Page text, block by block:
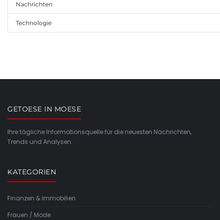
Nachrichten
Technologie
GETOESE IN MOESE
Ihre tägliche Informationsquelle für die neuesten Nachrichten,
Trends und Analysen.
KATEGORIEN
Finanzen & Immobilien
Frauen / Mode